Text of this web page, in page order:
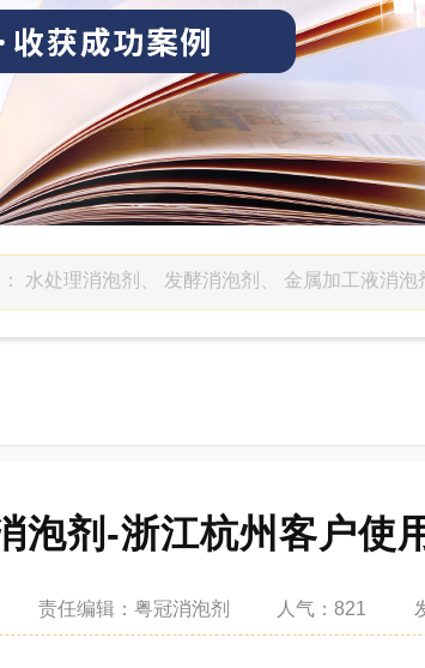
泡剂-浙江杭州客户使
责任编辑：粤冠消泡剂 人气：821